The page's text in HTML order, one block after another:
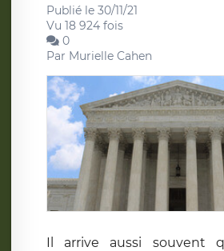
Publié le 30/11/21
Vu 18 924 fois
0
Par Murielle Cahen
Il arrive aussi souvent